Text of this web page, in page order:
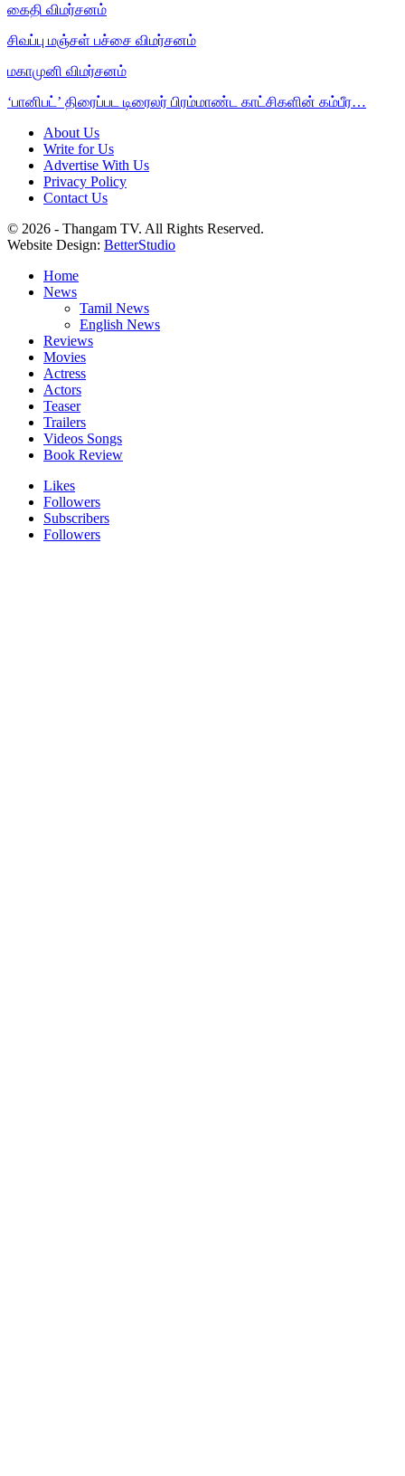
கைதி விமர்சனம்
சிவப்பு மஞ்சள் பச்சை விமர்சனம்
மகாமுனி விமர்சனம்
‘பானிபட்’ திரைப்பட டிரைலர் பிரம்மாண்ட காட்சிகளின் கம்பீர…
About Us
Write for Us
Advertise With Us
Privacy Policy
Contact Us
© 2026 - Thangam TV. All Rights Reserved.
Website Design: BetterStudio
Home
News
Tamil News
English News
Reviews
Movies
Actress
Actors
Teaser
Trailers
Videos Songs
Book Review
Likes
Followers
Subscribers
Followers